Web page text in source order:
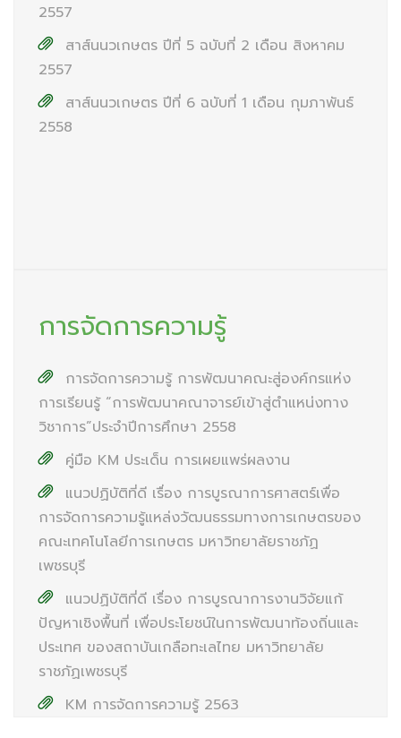
2557
สาส์นนวเกษตร ปีที่ 5 ฉบับที่ 2 เดือน สิงหาคม
2557
สาส์นนวเกษตร ปีที่ 6 ฉบับที่ 1 เดือน กุมภาพันธ์
2558
การจัดการความรู้
การจัดการความรู้ การพัฒนาคณะสู่องค์กรแห่ง
การเรียนรู้ “การพัฒนาคณาจารย์เข้าสู่ตำแหน่งทาง
วิชาการ”ประจำปีการศึกษา 2558
คู่มือ KM ประเด็น การเผยแพร่ผลงาน
แนวปฏิบัติที่ดี เรื่อง การบูรณาการศาสตร์เพื่อ
การจัดการความรู้แหล่งวัฒนธรรมทางการเกษตรของ
คณะเทคโนโลยีการเกษตร มหาวิทยาลัยราชภัฏ
เพชรบุรี
แนวปฏิบัติที่ดี เรื่อง การบูรณาการงานวิจัยแก้
ปัญหาเชิงพื้นที่ เพื่อประโยชน์ในการพัฒนาท้องถิ่นและ
ประเทศ ของสถาบันเกลือทะเลไทย มหาวิทยาลัย
ราชภัฏเพชรบุรี
KM การจัดการความรู้ 2563